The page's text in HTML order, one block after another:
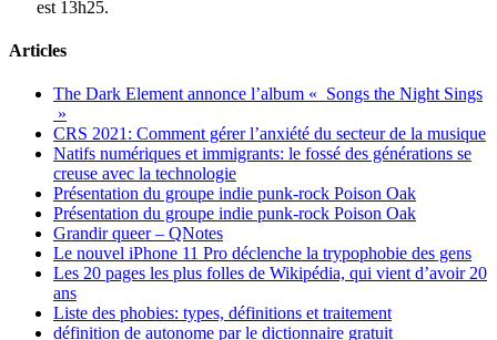
est 13h25.
Articles
The Dark Element annonce l’album « Songs the Night Sings
»
CRS 2021: Comment gérer l’anxiété du secteur de la musique
Natifs numériques et immigrants: le fossé des générations se
creuse avec la technologie
Présentation du groupe indie punk-rock Poison Oak
Présentation du groupe indie punk-rock Poison Oak
Grandir queer – QNotes
Le nouvel iPhone 11 Pro déclenche la trypophobie des gens
Les 20 pages les plus folles de Wikipédia, qui vient d’avoir 20
ans
Liste des phobies: types, définitions et traitement
définition de autonome par le dictionnaire gratuit